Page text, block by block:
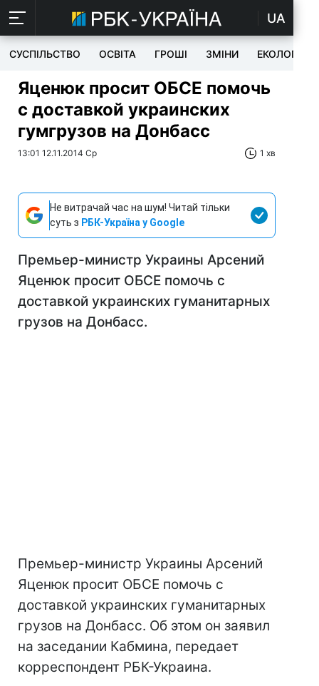
UA
СУСПІЛЬСТВО ОСВІТА ГРОШІ ЗМІНИ ЕКОЛОГІЯ
Яценюк просит ОБСЕ помочь
с доставкой украинских
гумгрузов на Донбасс
13:01 12.11.2014 Ср 1 хв
Не витрачай час на шум! Читай тільки
суть з РБК-Україна у Google
Премьер-министр Украины Арсений
Яценюк просит ОБСЕ помочь с
доставкой украинских гуманитарных
грузов на Донбасс.
Премьер-министр Украины Арсений
Яценюк просит ОБСЕ помочь с
доставкой украинских гуманитарных
грузов на Донбасс. Об этом он заявил
на заседании Кабмина, передает
корреспондент РБК-Украина.